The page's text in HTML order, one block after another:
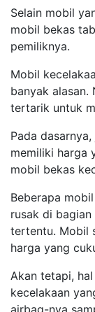
Selain mobil
mobil bekas
pemiliknya.
Mobil
banyak alasan.
tertarik untuk
Pada
memiliki harga
mobil bekas
Beberapa
rusak di
tertentu. Mobil
harga yang
Akan tetapi,
kecelakaan